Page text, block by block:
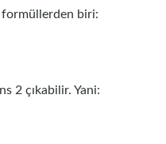
formüllerden biri:
2 çıkabilir. Yani: